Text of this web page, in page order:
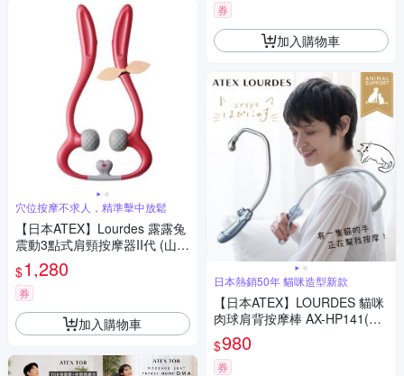
穴位按摩不求人，精準擊中放鬆
【日本ATEX】Lourdes 露露兔
震動3點式肩頸按摩器II代 (山茶
紅/北歐灰) AX-HPL109
$1,280
券
加入購物車
券
加入購物車
日本熱銷50年 貓咪造型新款
【日本ATEX】LOURDES 貓咪
肉球肩背按摩棒 AX-HP141(肩
頸按摩器/不求人/貓掌造型)
$980
券